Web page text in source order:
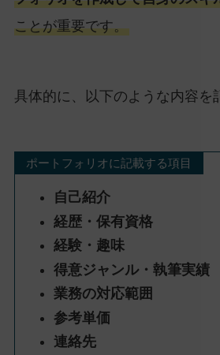
ことが重要です。
具体的に、以下のような内容を
ポートフォリオに記載する項目
自己紹介
経歴・保有資格
経験・趣味
得意ジャンル・執筆実績
業務の対応範囲
参考単価
連絡先